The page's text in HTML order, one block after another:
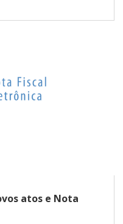
atos e Nota